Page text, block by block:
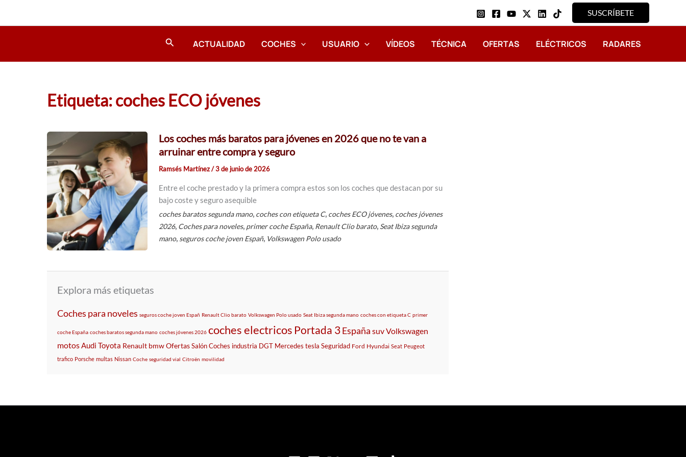
SUSCRÍBETE
Buscar ACTUALIDAD COCHES USUARIO VÍDEOS TÉCNICA OFERTAS ELÉCTRICOS RADARES
Etiqueta: coches ECO jóvenes
Los coches más baratos para jóvenes en 2026 que no te van a
arruinar entre compra y seguro
Ramsés Martínez/3 de junio de 2026
Entre el coche prestado y la primera compra estos son los coches que destacan por su
bajo coste y seguro asequible
coches baratos segunda mano, coches con etiqueta C, coches ECO jóvenes, coches jóvenes
2026, Coches para noveles, primer coche España, Renault Clio barato, Seat Ibiza segunda
mano, seguros coche joven Españ, Volkswagen Polo usado
Explora más etiquetas
Coches para noveles seguros coche joven Españ Renault Clio barato Volkswagen Polo usado Seat Ibiza segunda mano coches con etiqueta C primer
coche España coches baratos segunda mano coches jóvenes 2026 coches electricos Portada 3España suvVolkswagen
motos Audi Toyota Renault bmwOfertasSalónCoches industria DGT Mercedes tesla Seguridad Ford Hyundai Seat Peugeot
trafico Porsche multas Nissan Coche seguridad vial Citroën movilidad